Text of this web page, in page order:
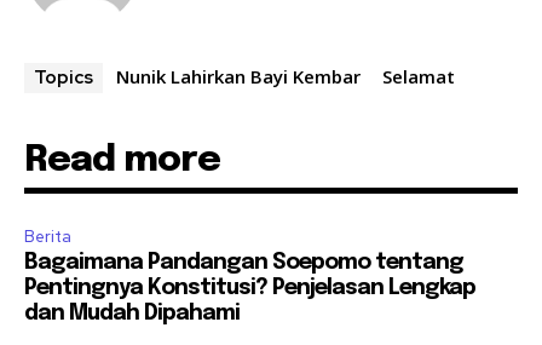
Topics Nunik Lahirkan Bayi Kembar Selamat
Read more
Berita
Bagaimana Pandangan Soepomo tentang
Pentingnya Konstitusi? Penjelasan Lengkap
dan Mudah Dipahami